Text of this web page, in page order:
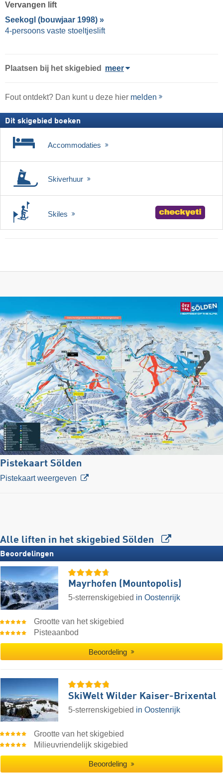
Vervangen lift
Seekogl (bouwjaar 1998) »
4-persoons vaste stoeltjeslift
Plaatsen bij het skigebied meer
Fout ontdekt? Dan kunt u deze hier melden
Dit skigebied boeken
Accommodaties
Skiverhuur
Skiles
Pistekaart Sölden
Pistekaart weergeven
Alle liften in het skigebied Sölden
Beoordelingen
Mayrhofen (Mountopolis)
5-sterrenskigebied in Oostenrijk
Grootte van het skigebied
Pisteaanbod
Beoordeling
SkiWelt Wilder Kaiser-Brixental
5-sterrenskigebied in Oostenrijk
Grootte van het skigebied
Milieuvriendelijk skigebied
Beoordeling